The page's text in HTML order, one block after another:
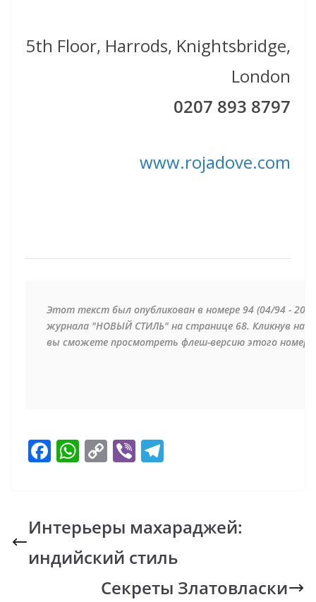
5th Floor, Harrods, Knightsbridge,
London
0207 893 8797
www.rojadove.com
Этот текст был опубликован в номере 94 (04/94 -
журнала "НОВЫЙ СТИЛЬ" на странице 68. Кликнув на
вы сможете просмотреть флеш-версию этого номера
F
b
o
o
W
s
A
p
C
y
Li
n
k
Vi
gr
a
m
Интерьеры махараджей:
индийский стиль
Секреты Златовласки